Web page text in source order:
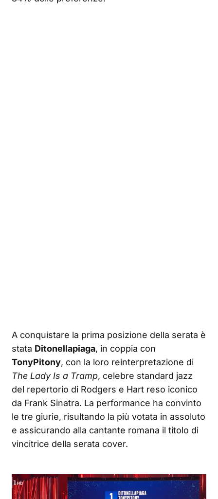
A conquistare la prima posizione della serata è
stata Ditonellapiaga, in coppia con
TonyPitony, con la loro reinterpretazione di
The Lady Is a Tramp, celebre standard jazz
del repertorio di Rodgers e Hart reso iconico
da Frank Sinatra. La performance ha convinto
le tre giurie, risultando la più votata in assoluto
e assicurando alla cantante romana il titolo di
vincitrice della serata cover.